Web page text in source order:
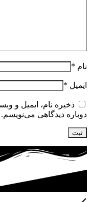
نام *
ایمیل *
ذخیره نام، ایمیل و
دوباره دیدگاهی می‌نویسم.